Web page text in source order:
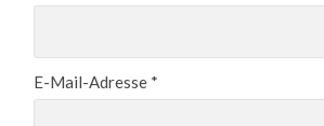
E-Mail-Adresse *